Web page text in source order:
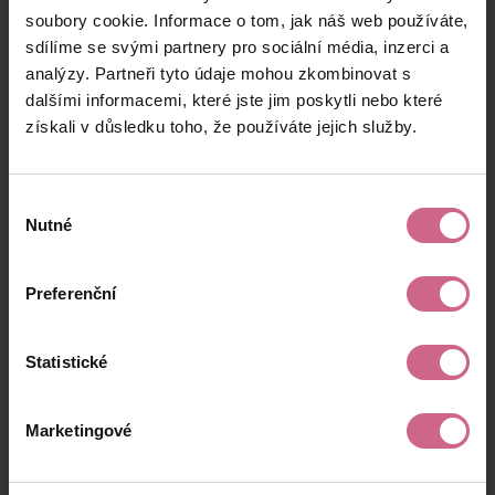
soubory cookie. Informace o tom, jak náš web používáte,
sdílíme se svými partnery pro sociální média, inzerci a
analýzy. Partneři tyto údaje mohou zkombinovat s
dalšími informacemi, které jste jim poskytli nebo které
získali v důsledku toho, že používáte jejich služby.
souhlasu
Nutné
Preferenční
Statistické
Marketingové
Přechod do XDIGR
jednoduchý konvertor přímo na webu. Díky
PRO podle vlastního rozhodnutí uživatele.
Podrobnosti k převodu, dostupnosti a